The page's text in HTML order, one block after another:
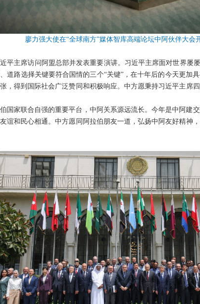
廖力强大使在“全球南方”媒体智库高端论坛中阿伙伴大会
平主席访问阿盟总部并发表重要演讲。习近平主席面对世界屡
道路选择关键要符合国情的三个“关键”，在十年后的今天更加
，得到国际社会广泛赞同和积极响应。中方愿秉持习近平主席
国家联合自强的重要平台，中阿关系源远流长。今年是中阿建
谊和民心相通。中方愿同阿拉伯朋友一道，弘扬中阿友好精神